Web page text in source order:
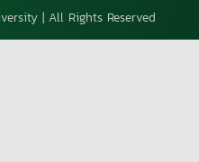
| All Rights Reserved